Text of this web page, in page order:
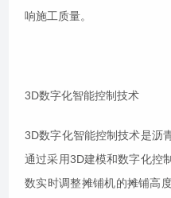
响施工质量。
3D数字化智能控制技术
3D数字化智能控制技术是沥
通过采用3D建模和数字化控
数实时调整摊铺机的摊铺高